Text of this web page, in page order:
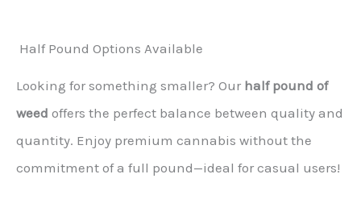
Half Pound Options Available
Looking for something smaller? Our half pound of
weed offers the perfect balance between quality and
quantity. Enjoy premium cannabis without the
commitment of a full pound—ideal for casual users!